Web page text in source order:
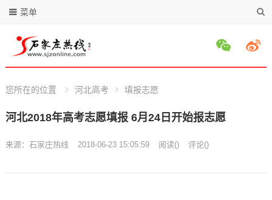
菜单
您所在的位置 河北高考 填报志愿
河北2018年高考志愿填报 6月24日开始报志愿
来源： 石家庄热线 2018-06-23 15:05:59 阅读() 评论()